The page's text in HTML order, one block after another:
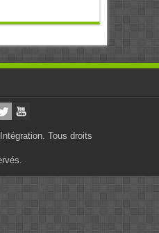
Tous droits